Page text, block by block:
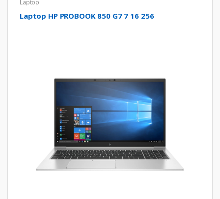
Laptop
Laptop HP PROBOOK 850 G7 7 16 256